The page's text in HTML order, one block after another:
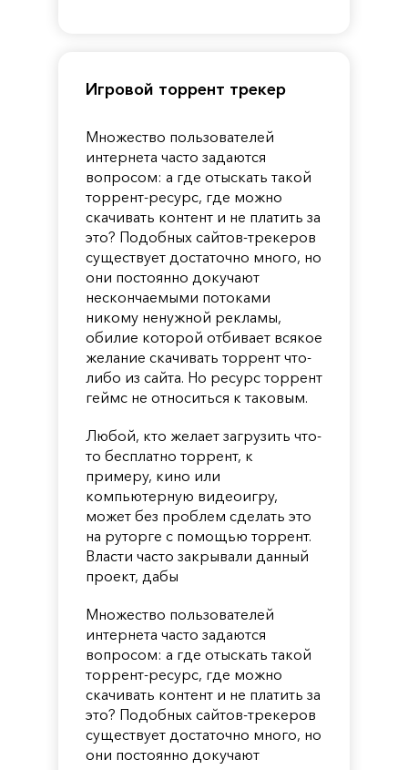
Игровой торрент трекер
Множество пользователей
интернета часто задаются
вопросом: а где отыскать такой
торрент-ресурс, где можно
скачивать контент и не платить за
это? Подобных сайтов-трекеров
существует достаточно много, но
они постоянно докучают
нескончаемыми потоками
никому ненужной рекламы,
обилие которой отбивает всякое
желание скачивать торрент что-
либо из сайта. Но ресурс торрент
геймс не относиться к таковым.
Любой, кто желает загрузить что-
то бесплатно торрент, к
примеру, кино или
компьютерную видеоигру,
может без проблем сделать это
на руторге с помощью торрент.
Власти часто закрывали данный
проект, дабы
Множество пользователей
интернета часто задаются
вопросом: а где отыскать такой
торрент-ресурс, где можно
скачивать контент и не платить за
это? Подобных сайтов-трекеров
существует достаточно много, но
они постоянно докучают